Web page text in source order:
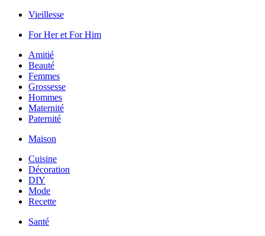
Vieillesse
For Her et For Him
Amitié
Beauté
Femmes
Grossesse
Hommes
Maternité
Paternité
Maison
Cuisine
Décoration
DIY
Mode
Recette
Santé